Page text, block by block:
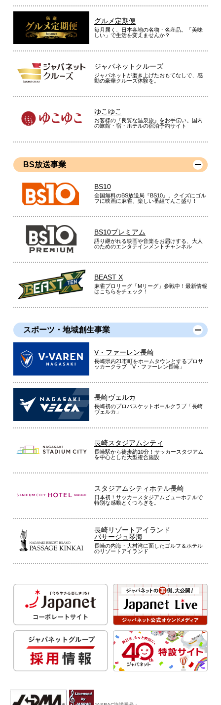
（東京都50代Y.Y様）
保温で時間が経っても美味しい
炊き立て時のごはんの艶がいいです。また最大２４時間の保温
今まで自宅で使用していた炊飯器とは比べものにならない美味
さで感動しています。
（東京都60代F.H様）
「お客様の声」は実際にご購入されたお客様からのご意見を掲載しておりま
商品により、同一シリーズをご購入された方の声を含みます。
グルメ定期便
毎月届く、日本各地の名物・名産品。「美味
しい」で生活を変えませんか？
ジャパネットクルーズ
ジャパネットが磨き上げたおもてなしで、感
動の豪華クルーズ体験を。
ゆこゆこ
お客様の『良質な温泉旅』をお手伝い。国内
の旅館・宿・ホテルの宿泊予約サイト
BS放送事業
BS10
全国無料のBS放送局『BS10』。クイズにゴル
フに映画に麻雀、楽しい番組てんこ盛り！
BS10プレミアム
語り継がれる映画や音楽をお届けする、大人
のためのエンタテインメントチャンネル
BEAST X
麻雀プロリーグ「Mリーグ」参戦中！最新情報
はこちらをチェック！
スポーツ・地域創生事業
V・ファーレン長崎
長崎県内21市町をホームタウンとするプロサ
ッカークラブ「V・ファーレン長崎」
長崎ヴェルカ
長崎初のプロバスケットボールクラブ「長崎
ヴェルカ」
長崎スタジアムシティ
長崎駅から徒歩約10分！サッカースタジアム
を中心とした大型複合施設
スタジアムシティホテル長崎
日本初！サッカースタジアムビューホテルで
特別な感動とくつろぎを。
長崎リゾートアイランド
パサージュ琴海
長崎の内海・大村湾に面したゴルフ＆ホテル
のリゾートアイランド